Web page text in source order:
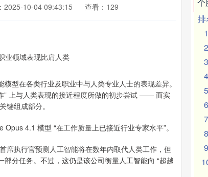
2025-10-04 09:43:15 查看：129
在各类行业及职业中与人类专业人士的表现差异。
” 上与人类表现的接近程度所做的初步尝试 —— 而实
键组成部分。
4.1 模型 “在工作质量上已接近行业专家水平”。
执行官预测人工智能将在数年内取代人类工作，但
分任务。不过，这仍是该公司衡量人工智能向 “超越
排
1
2
3
4
5
6
7
8
9